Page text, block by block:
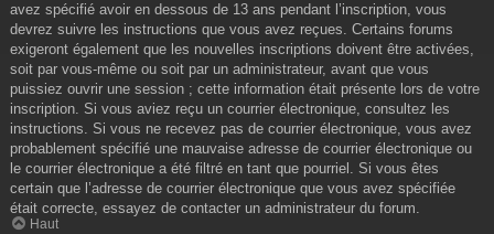
avez spécifié avoir en dessous de 13 ans pendant l’inscription, vous
devrez suivre les instructions que vous avez reçues. Certains forums
exigeront également que les nouvelles inscriptions doivent être activées,
soit par vous-même ou soit par un administrateur, avant que vous
puissiez ouvrir une session ; cette information était présente lors de votre
inscription. Si vous aviez reçu un courrier électronique, consultez les
instructions. Si vous ne recevez pas de courrier électronique, vous avez
probablement spécifié une mauvaise adresse de courrier électronique ou
le courrier électronique a été filtré en tant que pourriel. Si vous êtes
certain que l’adresse de courrier électronique que vous avez spécifiée
était correcte, essayez de contacter un administrateur du forum.
Haut